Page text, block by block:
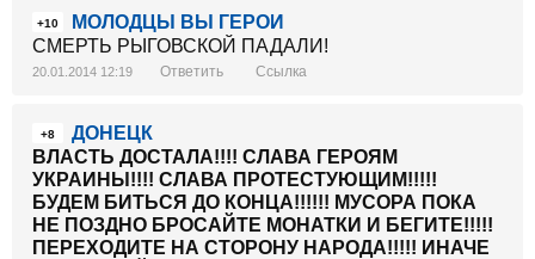
+10
МОЛОДЦЫ ВЫ ГЕРОИ
СМЕРТЬ РЫГОВСКОЙ ПАДАЛИ!
20.01.2014 12:19 Ответить Ссылка
+8
ДОНЕЦК
ВЛАСТЬ ДОСТАЛА!!!! СЛАВА ГЕРОЯМ
УКРАИНЫ!!!! СЛАВА ПРОТЕСТУЮЩИМ!!!!!
БУДЕМ БИТЬСЯ ДО КОНЦА!!!!!! МУСОРА ПОКА
НЕ ПОЗДНО БРОСАЙТЕ МОНАТКИ И БЕГИТЕ!!!!!
ПЕРЕХОДИТЕ НА СТОРОНУ НАРОДА!!!!! ИНАЧЕ